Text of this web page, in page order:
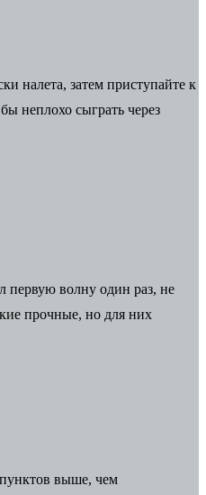
налета, затем приступайте к
неплохо сыграть через
первую волну один раз, не
прочные, но для них
выше, чем